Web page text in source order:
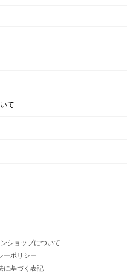
て
ショップについて
ーポリシー
に基づく表記